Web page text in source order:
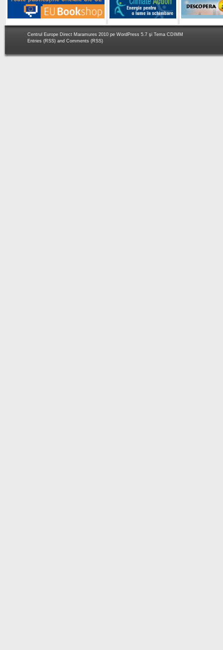
Centrul Europe Direct Maramures 2010 pe WordPress 5.7 şi Tema CDIMM
Entries (RSS) and Comments (RSS)